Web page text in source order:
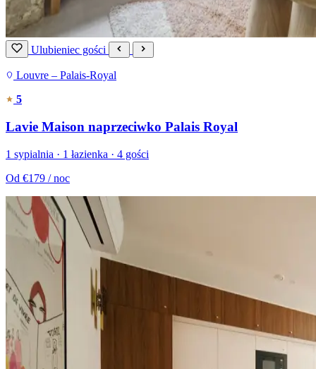
Ulubieniec gości
Louvre – Palais-Royal
5
Lavie Maison naprzeciwko Palais Royal
1 sypialnia · 1 łazienka · 4 gości
Od €179 / noc